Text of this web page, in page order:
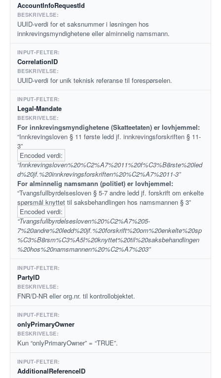
AccountInfoRequestId
UUID-verdi for et saksnummer i løsningen hos
innkrevingsmyndighetene eller alminnelig namsmann.
CorrelationID
UUID-verdi for unik teknisk referanse til forespørselen.
Legal-Mandate
For innkrevingsmyndighetene (Skatteetaten) er lovhjemmel:
“Innkrevingsloven § 11 første ledd jf. innkrevingsforskriften § 11-
3”
Encoded verdi:
“Innkrevingsloven%20%C2%A7%2011%20f%C3%B8rste%20led
d%20jf.%20innkrevingsforskriften%20%C2%A7%2011-3”
For alminnelig namsmann (politiet) er lovhjemmel:
“Tvangsfullbyrdelsesloven § 5-7 andre ledd jf. forskrift om enkelte
spørsmål knyttet til saksbehandlingen hos namsmannen § 3”
Encoded verdi:
“Tvangsfullbyrdelsesloven%20%C2%A7%205-
7%20andre%20ledd%20jf.%20forskrift%20om%20enkelte%20sp
%C3%B8rsm%C3%A5l%20knyttet%20til%20saksbehandlingen
%20hos%20namsmannen%20%C2%A7%203”
PartyID
FNR/D-NR eller org.nr. til kontrollobjektet.
onlyPrimaryOwner
Kun “onlyPrimaryOwner” = “TRUE”.
AdditionalReferenceID